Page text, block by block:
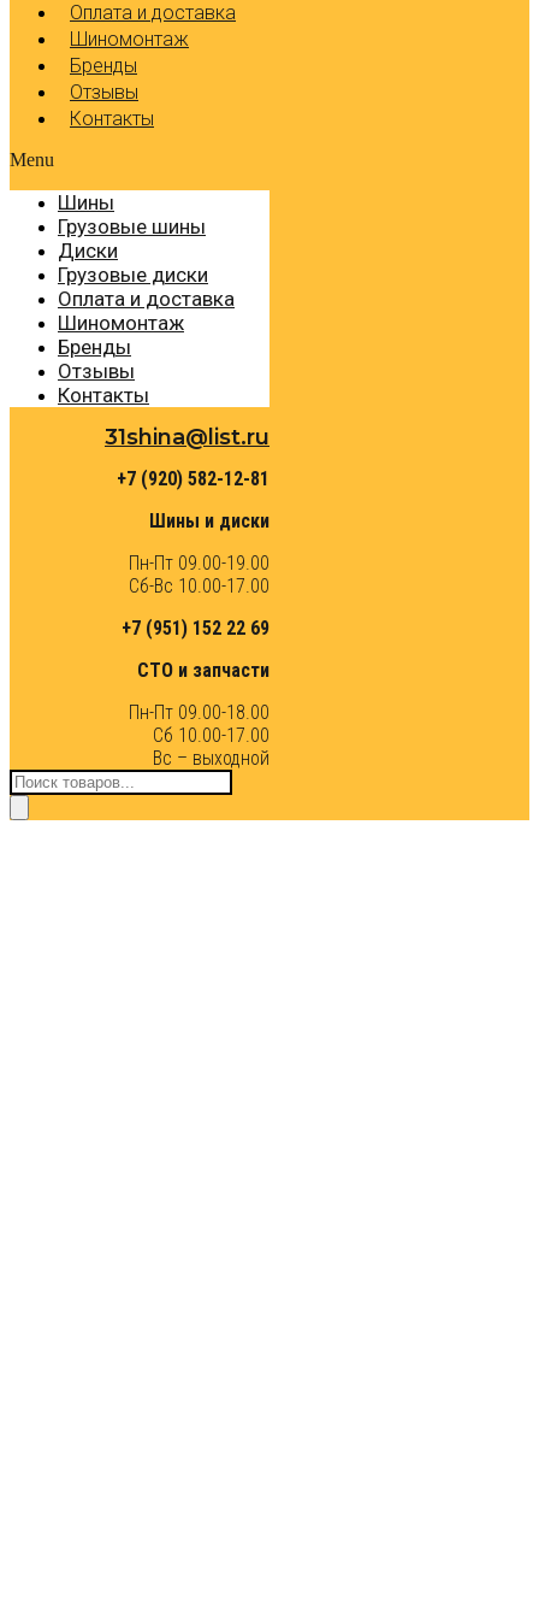
Оплата и доставка
Шиномонтаж
Бренды
Отзывы
Контакты
Menu
Шины
Грузовые шины
Диски
Грузовые диски
Оплата и доставка
Шиномонтаж
Бренды
Отзывы
Контакты
31shina@list.ru
+7 (920) 582-12-81
Шины и диски
Пн-Пт 09.00-19.00
Сб-Вс 10.00-17.00
+7 (951) 152 22 69
СТО и запчасти
Пн-Пт 09.00-18.00
Сб 10.00-17.00
Вс – выходной
Поиск
товаров